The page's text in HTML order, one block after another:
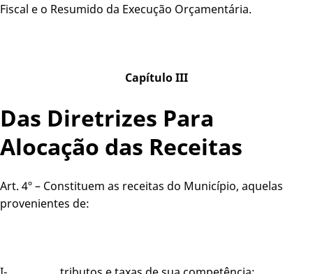
Fiscal e o Resumido da Execução Orçamentária.
Capítulo III
Das Diretrizes Para
Alocação das Receitas
Art. 4º – Constituem as receitas do Município, aquelas
provenientes de: